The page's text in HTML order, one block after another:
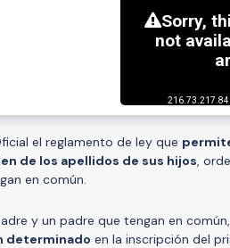
el reglamento de ley que
de los apellidos de sus hijos,
en común.
y un padre que tengan en común,
determinado en la inscripción del